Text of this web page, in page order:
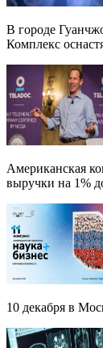
В городе
Комплекс
Американская
выручки на 1%
10 декабря в